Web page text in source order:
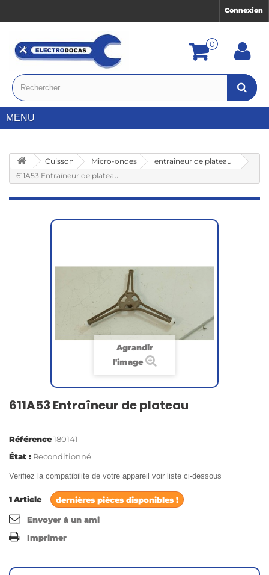
Connexion
0
MENU
Cuisson Micro-ondes
entraîneur de plateau
611A53 Entraîneur de plateau
Agrandir
l'image
611A53 Entraîneur de plateau
Référence180141
État : Reconditionné
Verifiez la compatibilite de votre appareil voir liste ci-dessous
1Article dernières pièces disponibles !
Envoyer à un ami
Imprimer